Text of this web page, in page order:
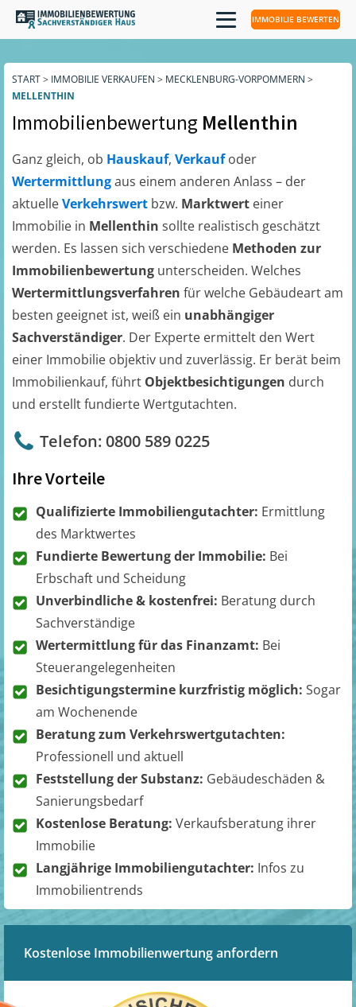
IMMOBILIE BEWERTEN
START> IMMOBILIE VERKAUFEN > MECKLENBURG-VORPOMMERN >
MELLENTHIN
Immobilienbewertung Mellenthin
Ganz gleich, ob Hauskauf, Verkaufoder
Wertermittlungaus einem anderen Anlass – der
aktuelleVerkehrswert bzw. Marktwert einer
Immobilie in Mellenthin sollte realistisch geschätzt
werden. Es lassen sich verschiedene Methoden zur
Immobilienbewertung unterscheiden. Welches
Wertermittlungsverfahren für welche Gebäudeart am
besten geeignet ist, weiß ein unabhängiger
Sachverständiger. Der Experte ermittelt den Wert
einer Immobilie objektiv und zuverlässig. Er berät beim
Immobilienkauf, führt Objektbesichtigungen durch
und erstellt fundierte Wertgutachten.
Telefon: 0800 589 0225
Ihre Vorteile
Qualifizierte Immobiliengutachter: Ermittlung
des Marktwertes
Fundierte Bewertung der Immobilie: Bei
Erbschaft und Scheidung
Unverbindliche & kostenfrei: Beratung durch
Sachverständige
Wertermittlung für das Finanzamt: Bei
Steuerangelegenheiten
Besichtigungstermine kurzfristig möglich: Sogar
am Wochenende
Beratung zum Verkehrswertgutachten:
Professionell und aktuell
Feststellung der Substanz: Gebäudeschäden &
Sanierungsbedarf
Kostenlose Beratung: Verkaufsberatung ihrer
Immobilie
Langjährige Immobiliengutachter: Infos zu
Immobilientrends
Kostenlose Immobilienwertung anfordern